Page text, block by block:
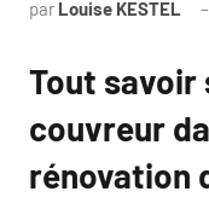
par Louise KESTEL
Tout savoir
couvreur
rénovation